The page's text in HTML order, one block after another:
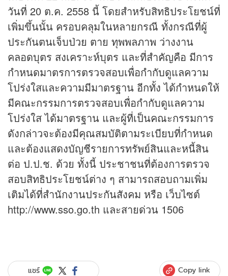
วันที่ 20 ต.ค. 2558 นี้ โดยสำหรับสิทธิประโยชน์ที่
เพิ่มขึ้นนั้น ครอบคลุมในหลายกรณี ทั้งกรณีที่ผู้
ประกันตนเจ็บป่วย ตาย ทุพพลภาพ ว่างงาน
คลอดบุตร สงเคราะห์บุตร และที่สำคัญคือ มีการ
กำหนดมาตรการตรวจสอบเพื่อกำกับดูแลความ
โปร่งใสและความมีมาตรฐาน อีกทั้ง ได้กำหนดให้
มีคณะกรรมการตรวจสอบเพื่อกำกับดูแลความ
โปร่งใส ได้มาตรฐาน และผู้ที่เป็นคณะกรรมการ
ดังกล่าวจะต้องมีคุณสมบัติตามระเบียบที่กำหนด
และต้องแสดงบัญชีรายการทรัพย์สินและหนี้สิน
ต่อ ป.ป.ช. ด้วย ทั้งนี้ ประชาชนที่ต้องการตรวจ
สอบสิทธิประโยชน์ต่าง ๆ สามารถสอบถามเพิ่ม
เติมได้ที่สำนักงานประกันสังคม หรือ เว็บไซต์
http://www.sso.go.th และสายด่วน 1506
แชร์ Copy link